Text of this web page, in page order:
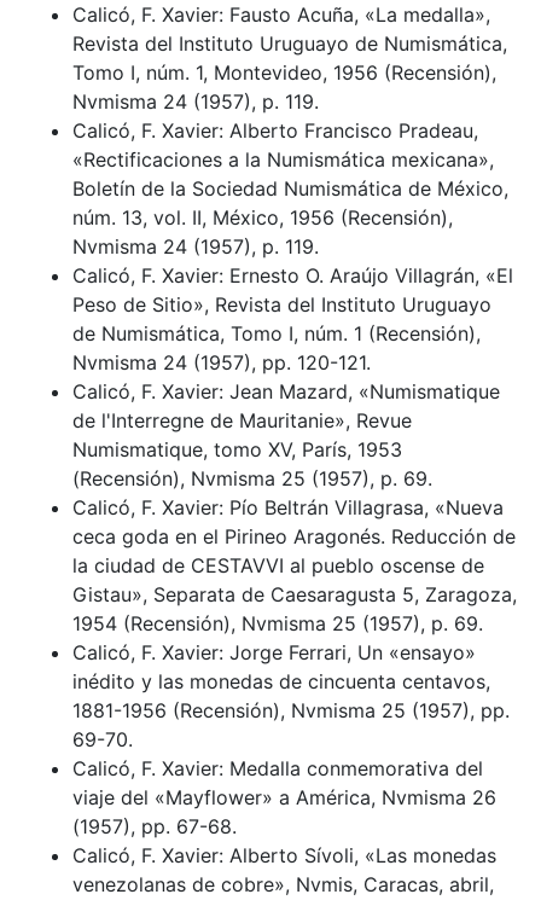
Calicó, F. Xavier: Fausto Acuña, «La medalla»,
Revista del Instituto Uruguayo de Numismática,
Tomo I, núm. 1, Montevideo, 1956 (Recensión),
Nvmisma 24 (1957), p. 119.
Calicó, F. Xavier: Alberto Francisco Pradeau,
«Rectificaciones a la Numismática mexicana»,
Boletín de la Sociedad Numismática de México,
núm. 13, vol. II, México, 1956 (Recensión),
Nvmisma 24 (1957), p. 119.
Calicó, F. Xavier: Ernesto O. Araújo Villagrán, «El
Peso de Sitio», Revista del Instituto Uruguayo
de Numismática, Tomo I, núm. 1 (Recensión),
Nvmisma 24 (1957), pp. 120-121.
Calicó, F. Xavier: Jean Mazard, «Numismatique
de l'Interregne de Mauritanie», Revue
Numismatique, tomo XV, París, 1953
(Recensión), Nvmisma 25 (1957), p. 69.
Calicó, F. Xavier: Pío Beltrán Villagrasa, «Nueva
ceca goda en el Pirineo Aragonés. Reducción de
la ciudad de CESTAVVI al pueblo oscense de
Gistau», Separata de Caesaragusta 5, Zaragoza,
1954 (Recensión), Nvmisma 25 (1957), p. 69.
Calicó, F. Xavier: Jorge Ferrari, Un «ensayo»
inédito y las monedas de cincuenta centavos,
1881-1956 (Recensión), Nvmisma 25 (1957), pp.
69-70.
Calicó, F. Xavier: Medalla conmemorativa del
viaje del «Mayflower» a América, Nvmisma 26
(1957), pp. 67-68.
Calicó, F. Xavier: Alberto Sívoli, «Las monedas
venezolanas de cobre», Nvmis, Caracas, abril,